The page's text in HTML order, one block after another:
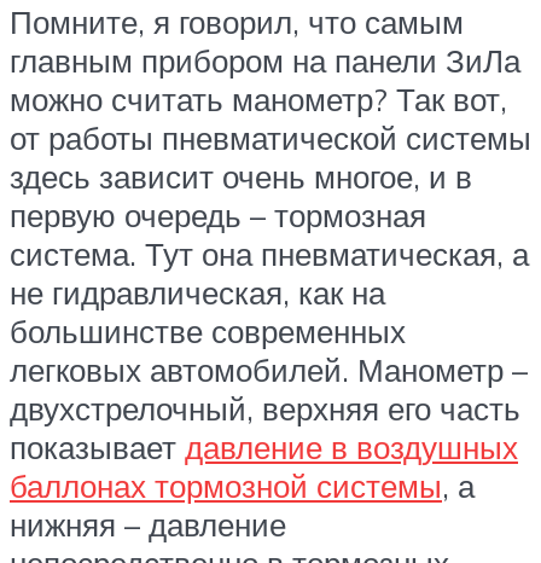
Помните, я говорил, что самым
главным прибором на панели ЗиЛа
можно считать манометр? Так вот,
от работы пневматической системы
здесь зависит очень многое, и в
первую очередь – тормозная
система. Тут она пневматическая, а
не гидравлическая, как на
большинстве современных
легковых автомобилей. Манометр –
двухстрелочный, верхняя его часть
показывает давление в воздушных
баллонах тормозной системы, а
нижняя – давление